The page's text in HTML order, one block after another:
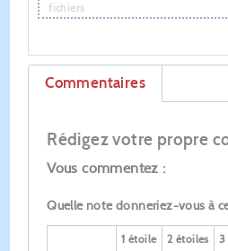
fichiers
Commentaires
Rédigez votre propre
Vous commentez :
Quelle note donneriez-vous à
1 étoile 2 étoiles 3